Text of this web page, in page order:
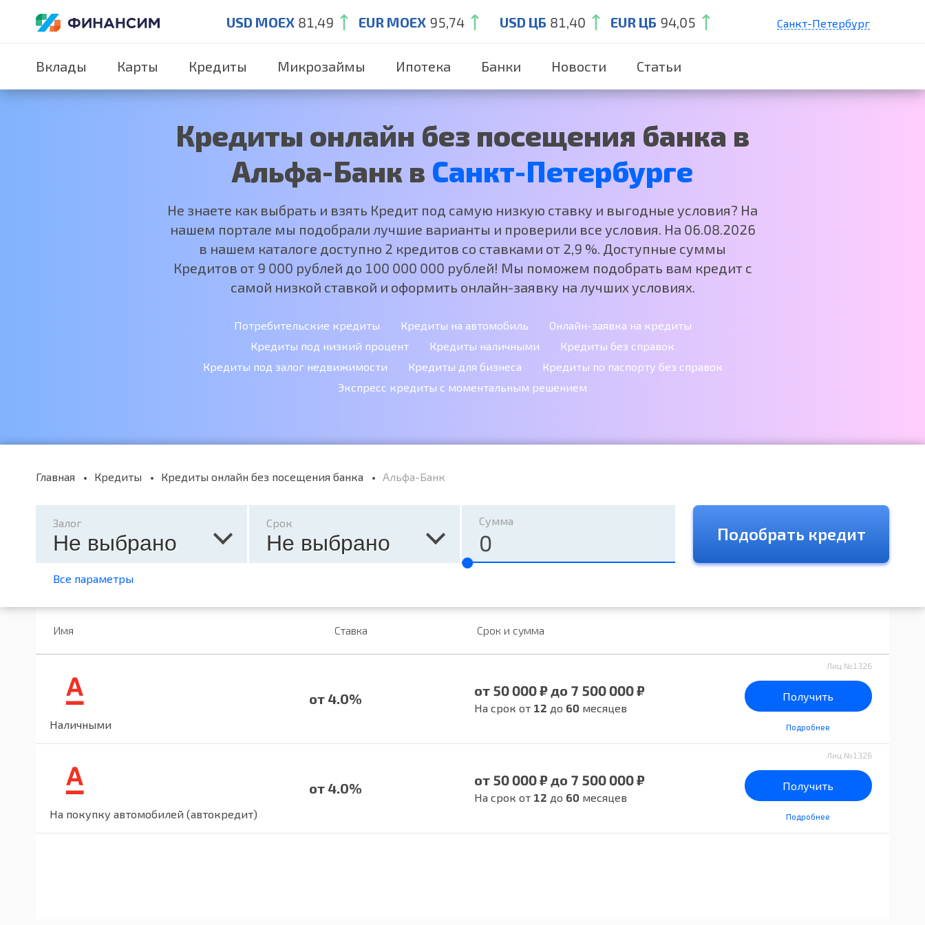
USD MOEX 81,49 EUR MOEX 95,74 USD ЦБ 81,40 EUR ЦБ 94,05 Санкт-Петербург
Нижний Новгород
Вклады Карты Кредиты Микрозаймы Ипотека Банки Новости Статьи
Кредиты онлайн без посещения банка в
Альфа-Банк в Санкт-Петербурге
Не знаете как выбрать и взять Кредит под самую низкую ставку и выгодные условия? На
нашем портале мы подобрали лучшие варианты и проверили все условия. На 06.08.2026
в нашем каталоге доступно 2 кредитов со ставками от 2,9 %. Доступные суммы
Кредитов от 9 000 рублей до 100 000 000 рублей! Мы поможем подобрать вам кредит с
самой низкой ставкой и оформить онлайн-заявку на лучших условиях.
Потребительские кредиты Кредиты на автомобиль
Онлайн-заявка на кредиты
Кредиты под низкий процент
Кредиты наличными
Кредиты без справок
Кредиты под залог недвижимости
Кредиты для бизнеса
Кредиты по паспорту без справок
Экспресс кредиты с моментальным решением
Главная Кредиты Кредиты онлайн без посещения банка Альфа-Банк
Залог
Не выбрано
Срок
Не выбрано
Сумма
Подобрать кредит
Все параметры
Имя Ставка Срок и сумма
Наличными
от 4.0% от 50 000 ₽ до 7 500 000 ₽
На срок от 12 до 60месяцев
Лиц №1326
Получить
Подробнее
На покупку автомобилей (автокредит)
от 4.0% от 50 000 ₽ до 7 500 000 ₽
На срок от 12 до 60месяцев
Лиц №1326
Получить
Подробнее